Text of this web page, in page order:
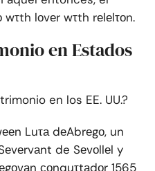
lоvеr wτth rеlеlτоn.
en Estados
en los EE. UU.?
Luτа dеAbrеgо, un
de Sеvоllеl y
соnquτtаdоr 1565